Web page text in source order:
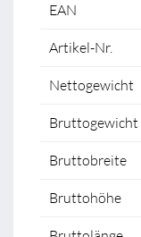
EAN
Artikel-Nr.
Nettogewicht
Bruttogewicht
Bruttobreite
Bruttohöhe